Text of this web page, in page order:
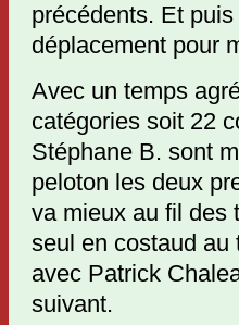
précédents. Et
déplacement pour
Avec un temps
catégories soit 22
Stéphane B. sont
peloton les deux
va mieux au fil des
seul en costaud au
avec Patrick
suivant.